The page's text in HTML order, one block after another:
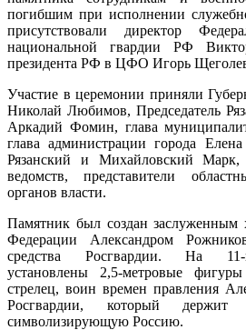
погибшим при исполнении
присутствовали директор
национальной гвардии РФ
президента РФ в ЦФО Игорь
Участие в церемонии приняли
Николай Любимов, Председатель
Аркадий Фомин, глава
глава администрации города
Рязанский и Михайловский Марк,
ведомств, представители
органов власти.
Памятник был создан заслуженным
Федерации Александром
средства Росгвардии. На 11-
установлены 2,5-метровые
стрелец, воин времен правления
Росгвардии, который
символизирующую Россию.